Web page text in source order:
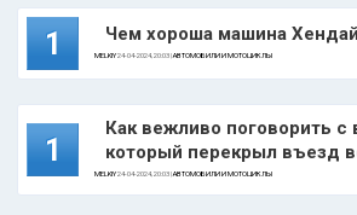
1 Чем хороша машина
MELKIY24-04-2024, 20:03 |АВТОМОБИЛИ И МОТОЦИКЛЫ
1
Как вежливо поговорить с
который перекрыл въезд
MELKIY24-04-2024, 20:03 |АВТОМОБИЛИ И МОТОЦИКЛЫ